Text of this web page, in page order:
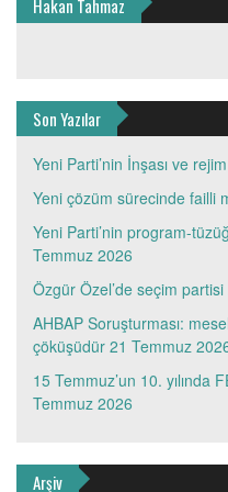
Hakan Tahmaz
Son Yazılar
Yeni Parti’nin İnşası ve
Yeni çözüm sürecinde failli
Yeni Parti’nin program-
Temmuz 2026
Özgür Özel’de seçim partisi
AHBAP Soruşturması:
çöküşüdür 21 Temmuz
15 Temmuz’un 10. yılında
Temmuz 2026
Arşiv